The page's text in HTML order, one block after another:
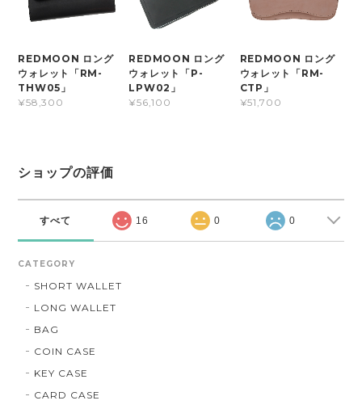
REDMOON ロング
ウォレット「RM-
THW05」
¥58,300
REDMOON ロング
ウォレット「P-
LPW02」
¥56,100
REDMOON ロング
ウォレット「RM-
CTP」
¥51,700
ショップの評価
すべて 16 0 0
CATEGORY
SHORT WALLET
LONG WALLET
BAG
COIN CASE
KEY CASE
CARD CASE